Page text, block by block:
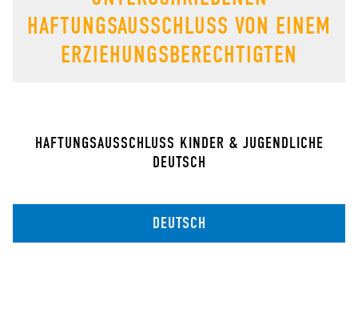
HAFTUNGSAUSSCHLUSS VON EINEM
ERZIEHUNGSBERECHTIGTEN
HAFTUNGSAUSSCHLUSS KINDER & JUGENDLICHE
DEUTSCH
DEUTSCH